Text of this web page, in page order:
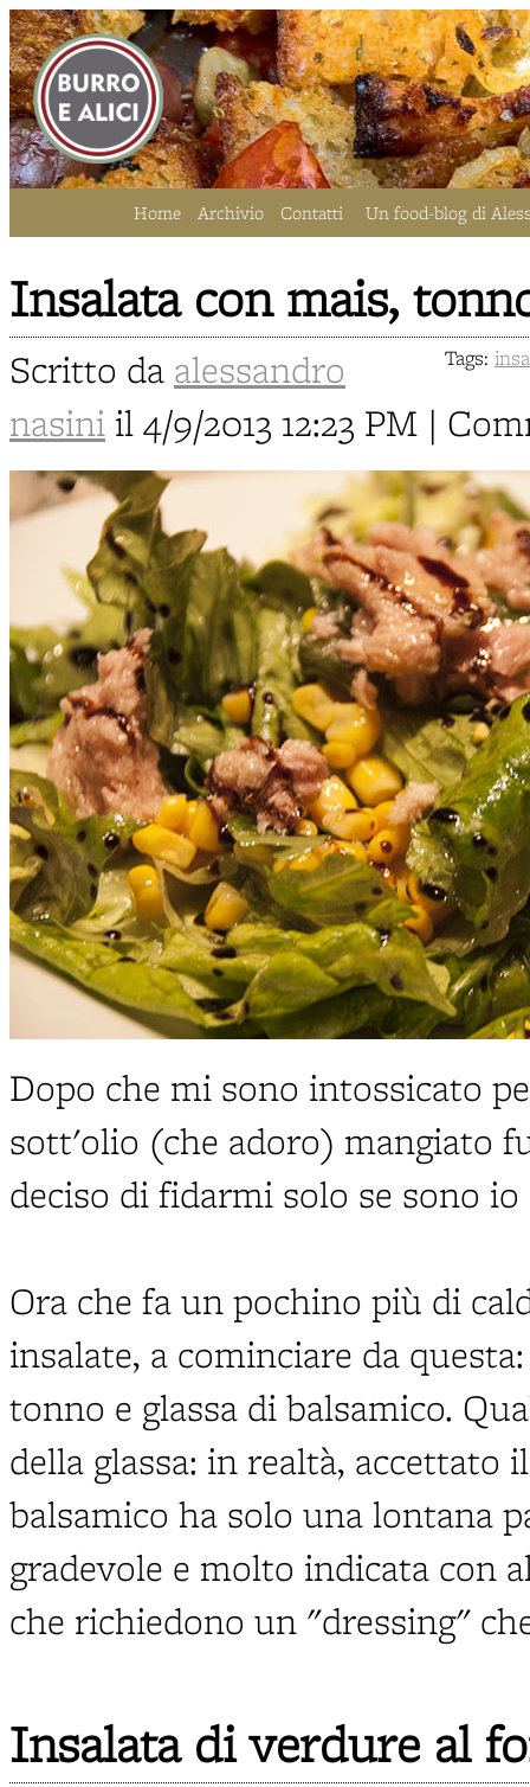
Home Archivio Contatti Un food-blog di
Insalata con mais,
Tags:
Scritto da alessandro
nasini il 4/9/2013 12:23 PM |
Dopo che mi sono intossicato
sott'olio (che adoro) mangiato
deciso di fidarmi solo se sono
Ora che fa un pochino più di
insalate, a cominciare da
tonno e glassa di balsamico.
della glassa: in realtà, accettato
balsamico ha solo una lontana
gradevole e molto indicata con
che richiedono un "dressing"
Insalata di verdure al